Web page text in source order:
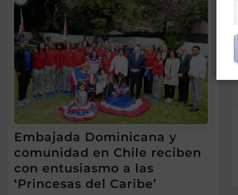
Embajada Dominicana y
comunidad en Chile reciben
con entusiasmo a las
‘Princesas del Caribe’